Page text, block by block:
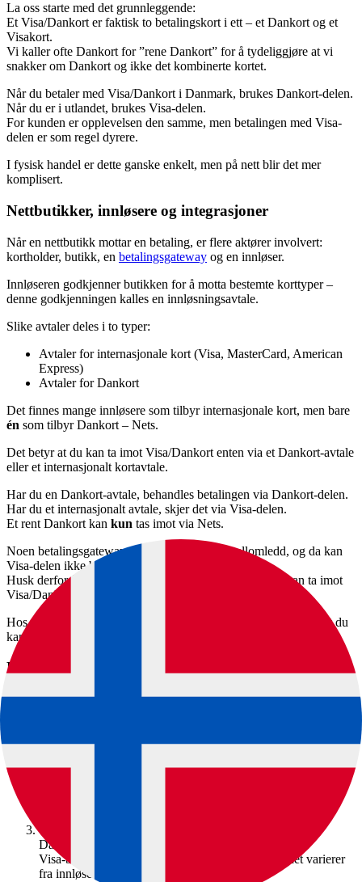
La oss starte med det grunnleggende:
Et Visa/Dankort er faktisk to betalingskort i ett – et Dankort og et
Visakort.
Vi kaller ofte Dankort for ”rene Dankort” for å tydeliggjøre at vi
snakker om Dankort og ikke det kombinerte kortet.
Når du betaler med Visa/Dankort i Danmark, brukes Dankort-delen.
Når du er i utlandet, brukes Visa-delen.
For kunden er opplevelsen den samme, men betalingen med Visa-
delen er som regel dyrere.
I fysisk handel er dette ganske enkelt, men på nett blir det mer
komplisert.
Nettbutikker, innløsere og integrasjoner
Når en nettbutikk mottar en betaling, er flere aktører involvert:
kortholder, butikk, en betalingsgateway og en innløser.
Innløseren godkjenner butikken for å motta bestemte korttyper –
denne godkjenningen kalles en innløsningsavtale.
Slike avtaler deles i to typer:
Avtaler for internasjonale kort (Visa, MasterCard, American
Express)
Avtaler for Dankort
Det finnes mange innløsere som tilbyr internasjonale kort, men bare
én som tilbyr Dankort – Nets.
Det betyr at du kan ta imot Visa/Dankort enten via et Dankort-avtale
eller et internasjonalt kortavtale.
Har du en Dankort-avtale, behandles betalingen via Dankort-delen.
Har du et internasjonalt avtale, skjer det via Visa-delen.
Et rent Dankort kan kun tas imot via Nets.
Noen betalingsgatewayer bruker Nets som mellomledd, og da kan
Visa-delen ikke brukes.
Husk derfor å spørre gateway-leverandøren din om du kan ta imot
Visa/Dankort med din løsning dersom du ikke bruker Nets.
Hos ePay har vi direkte tilkoblinger til alle våre innløsere, slik at du
kan ta imot Visa/Dankort på Visa-delen via alle andre enn Nets.
Forskjeller mellom betaling via Dankort og Visa
Pris
Se Nets’ priser for detaljer.
Tar du imot Visa/Dankort gjennom andre enn Nets, kan du
Oppgjørstid
Dankort-betalinger utbetales etter 1–2 bankdager.
Visa-betalinger vanligvis én gang per uke – men det varierer
fra innløser til innløser.